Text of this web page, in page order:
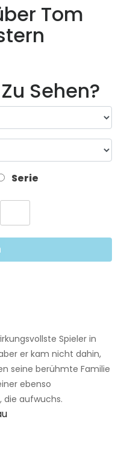
Tom
Sehen?
Serie
Spieler in
er kam nicht dahin,
seine berühmte Familie
ebenso
die aufwuchs.